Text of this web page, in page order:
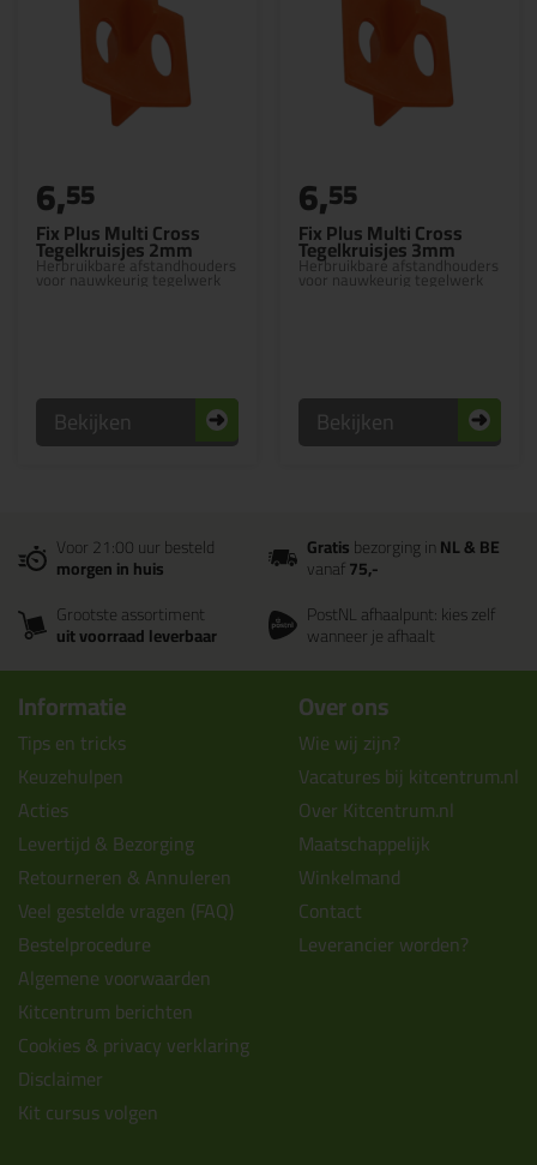
Fix Plus Multi Cross
Tegelkruisjes 2mm
Herbruikbare afstandhouders
voor nauwkeurig tegelwerk
6,55
Bekijken
Fix Plus Multi Cross
Tegelkruisjes 3mm
Herbruikbare afstandhouders
voor nauwkeurig tegelwerk
6,55
Bekijken
Voor 21:00 uur besteld
morgen in huis
Gratisbezorging inNL & BE
vanaf75,-
Grootste assortiment
uit voorraad leverbaar
PostNL afhaalpunt: kies zelf
wanneer je afhaalt
Informatie
Tips en tricks
Keuzehulpen
Acties
Levertijd & Bezorging
Retourneren & Annuleren
Veel gestelde vragen (FAQ)
Bestelprocedure
Algemene voorwaarden
Kitcentrum berichten
Cookies & privacy verklaring
Disclaimer
Kit cursus volgen
Over ons
Wie wij zijn?
Vacatures bij kitcentrum.nl
Over Kitcentrum.nl
Maatschappelijk
Winkelmand
Contact
Leverancier worden?